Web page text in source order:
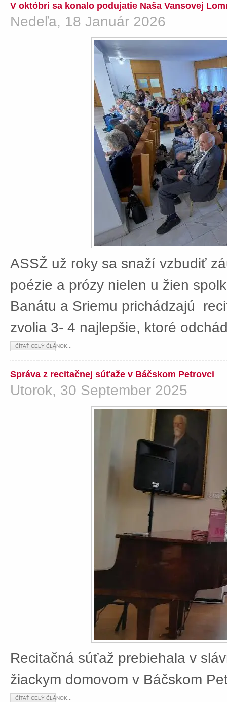
V októbri sa konalo podujatie Naša Vansovej
Nedeľa, 18 Január 2026
ASSŽ už roky sa snaží vzbudiť
poézie a prózy nielen u žien
Banátu a Sriemu prichádzajú
zvolia 3- 4 najlepšie, ktoré
ČÍTAŤ CELÝ ČLÁNOK...
Správa z recitačnej súťaže v Báčskom Petrovci
Utorok, 30 September 2025
Recitačná súťaž prebiehala v
žiackym domovom v Báčskom
ČÍTAŤ CELÝ ČLÁNOK...